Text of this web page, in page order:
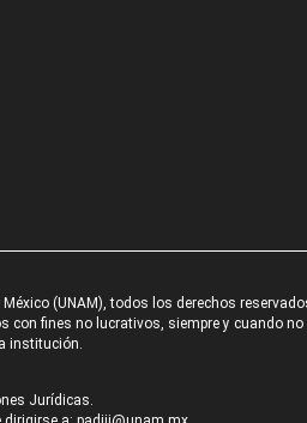
(UNAM), todos los derechos
con fines no lucrativos, siempre y cuando
institución.
Jurídicas.